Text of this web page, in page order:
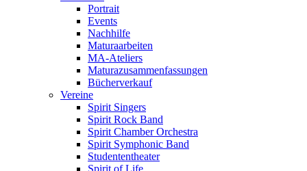
Portrait
Events
Nachhilfe
Maturaarbeiten
MA-Ateliers
Maturazusammenfassungen
Bücherverkauf
Vereine
Spirit Singers
Spirit Rock Band
Spirit Chamber Orchestra
Spirit Symphonic Band
Studententheater
Spirit of Life